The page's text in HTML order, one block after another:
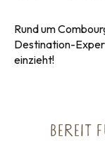
Rund um
Destination-
einzieht!
BEREIT